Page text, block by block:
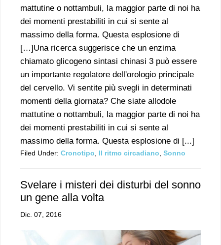
mattutine o nottambuli, la maggior parte di noi ha
dei momenti prestabiliti in cui si sente al
massimo della forma. Questa esplosione di
[…]Una ricerca suggerisce che un enzima
chiamato glicogeno sintasi chinasi 3 può essere
un importante regolatore dell'orologio principale
del cervello. Vi sentite più svegli in determinati
momenti della giornata? Che siate allodole
mattutine o nottambuli, la maggior parte di noi ha
dei momenti prestabiliti in cui si sente al
massimo della forma. Questa esplosione di [...]
Filed Under: Cronotipo Il ritmo circadiano Sonno
Svelare i misteri dei disturbi del sonno
un gene alla volta
Dic. 07, 2016